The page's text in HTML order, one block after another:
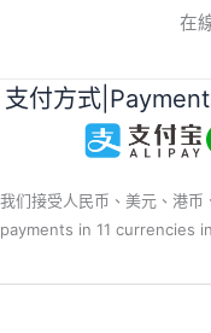
在
支付方式
我们接受人民币、美元、港
payments in 11 currencies